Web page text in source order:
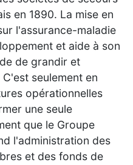
en 1890. La mise en
l'assurance-maladie
et aide à son
de grandir et
seulement en
opérationnelles
une seule
que le Groupe
l'administration des
et des fonds de